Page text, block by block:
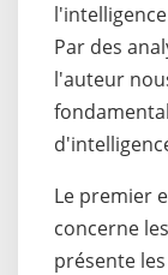
Par des
l'auteur
Le premier
concerne
présente